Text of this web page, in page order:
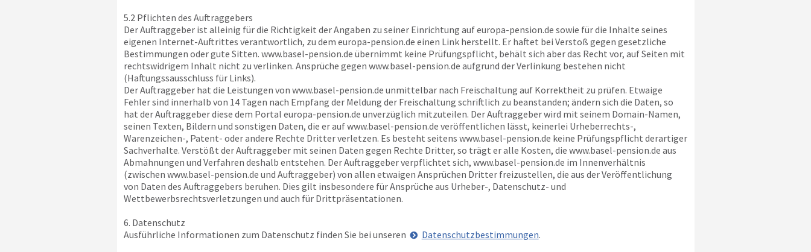
5.2 Pflichten des Auftraggebers
Der Auftraggeber ist alleinig für die Richtigkeit der Angaben zu seiner Einrichtung aufeuropa-pension.de sowie für die Inhalte seines
eigenen Internet-Auftrittes verantwortlich, zu dem europa-pension.de einen Link herstellt. Er haftet bei Verstoß gegen gesetzliche
Bestimmungen oder gute Sitten. www.basel-pension.de übernimmt keine Prüfungspflicht, behält sich aber das Recht vor, auf Seiten mit
rechtswidrigem Inhalt nicht zu verlinken. Ansprüche gegen www.basel-pension.de aufgrund der Verlinkung bestehen nicht
(Haftungssausschluss für Links).
Der Auftraggeber hat die Leistungen von www.basel-pension.de unmittelbar nach Freischaltung auf Korrektheit zu prüfen. Etwaige
Fehler sind innerhalb von 14 Tagen nach Empfang der Meldung der Freischaltung schriftlich zu beanstanden; ändern sich die Daten, so
hat der Auftraggeber diese dem Portal europa-pension.de unverzüglich mitzuteilen. Der Auftraggeber wird mit seinem Domain-Namen,
seinen Texten, Bildern und sonstigen Daten, die er aufwww.basel-pension.de veröffentlichen lässt, keinerlei Urheberrechts-,
Warenzeichen-, Patent- oder andere Rechte Dritter verletzen. Es besteht seitens www.basel-pension.de keine Prüfungspflicht derartiger
Sachverhalte. Verstößt der Auftraggeber mit seinen Daten gegen Rechte Dritter, so trägt er alle Kosten, die www.basel-pension.de aus
Abmahnungen und Verfahren deshalb entstehen. Der Auftraggeber verpflichtet sich, www.basel-pension.de im Innenverhältnis
(zwischen www.basel-pension.de und Auftraggeber) von allen etwaigen Ansprüchen Dritter freizustellen, die aus der Veröffentlichung
von Daten des Auftraggebers beruhen. Dies gilt insbesondere für Ansprüche aus Urheber-, Datenschutz- und
Wettbewerbsrechtsverletzungen und auch für Drittpräsentationen.
6. Datenschutz
Ausführliche Informationen zum Datenschutz finden Sie bei unseren
Datenschutzbestimmungen.